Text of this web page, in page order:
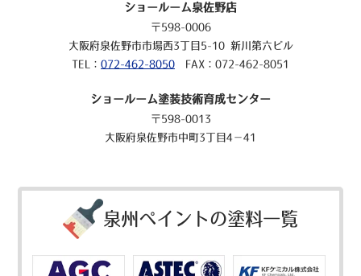
ショールーム泉佐野店
〒598-0006
大阪府泉佐野市市場西3丁目5-10 新川第六ビル
TEL： 072-462-8050 FAX：072-462-8051
ショールーム塗装技術育成センター
〒598-0013
大阪府泉佐野市中町3丁目4－41
泉州ペイントの塗料一覧